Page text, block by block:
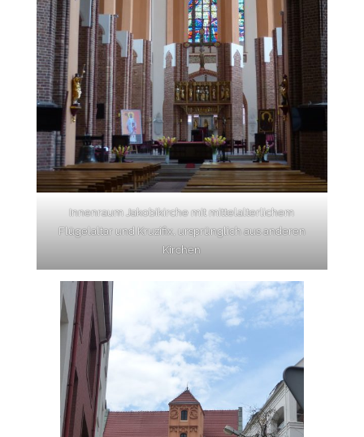
Innenraum Jakobikirche mit mittelalterlichem
Flügelaltar und Kruzifix, ursprünglich aus anderen
Kirchen